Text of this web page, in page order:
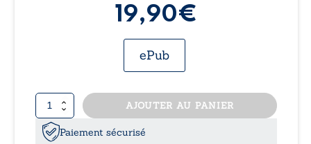
19,90€
ePub
quantité
de
Braceros
AJOUTER AU PANIER
Paiement sécurisé